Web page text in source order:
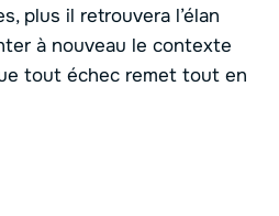
plus il retrouvera l’élan
à nouveau le contexte
tout échec remet tout en